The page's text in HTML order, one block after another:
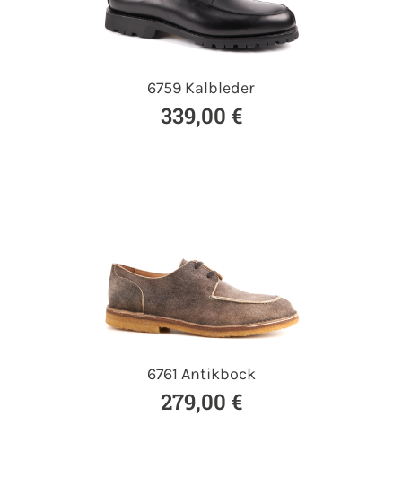
6759 Kalbleder
339,00 €
6761 Antikbock
279,00 €